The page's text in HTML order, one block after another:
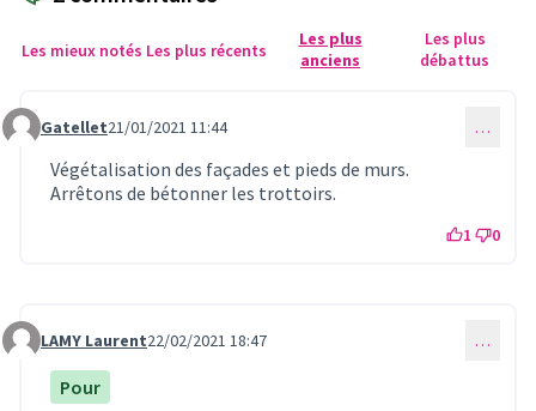
Les mieux notés Les plus récents
Les plus
anciens
Les plus
débattus
Commentaire 229
Gatellet21/01/2021 11:44 …
Végétalisation des façades et pieds de murs.
Arrêtons de bétonner les trottoirs.
1 0
Commentaire 297
LAMY Laurent22/02/2021 18:47 …
Pour